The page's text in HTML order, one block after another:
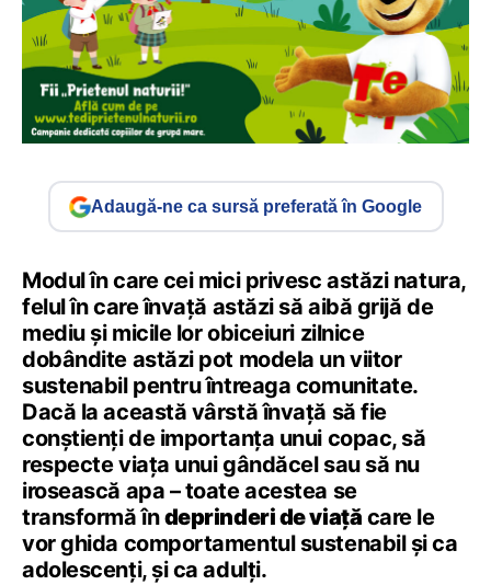
Adaugă-ne ca sursă preferată în Google
Modul în care cei mici privesc astăzi natura,
felul în care învață astăzi să aibă grijă de
mediu și micile lor obiceiuri zilnice
dobândite astăzi pot modela un viitor
sustenabil pentru întreaga comunitate.
Dacă la această vârstă învață să fie
conștienți de importanța unui copac, să
respecte viața unui gândăcel sau să nu
irosească apa – toate acestea se
transformă îndeprinderi de viață care le
vor ghida comportamentul sustenabil și ca
adolescenți, și ca adulți.